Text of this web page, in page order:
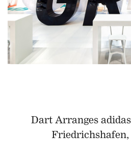
Dart Arranges
Friedrichshafen,